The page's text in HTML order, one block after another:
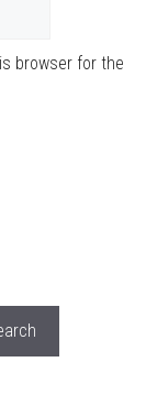
browser for the